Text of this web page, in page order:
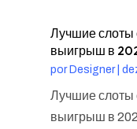
Лучшие слоты
выигрыш в
por Designer|
Лучшие слоты
выигрыш в